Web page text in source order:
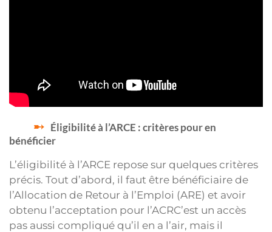
Éligibilité à l’ARCE : critères pour en
bénéficier
L’éligibilité à l’ARCE repose sur quelques critères
précis. Tout d’abord, il faut être bénéficiaire de
l’Allocation de Retour à l’Emploi (ARE) et avoir
obtenu l’acceptation pour l’ACRC’est un accès
pas aussi compliqué qu’il en a l’air, mais il